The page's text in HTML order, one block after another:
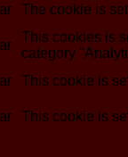
The cookie is
This cookies is
category
This cookie is
This cookie is